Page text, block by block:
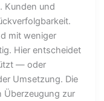
Kunden und
mit weniger
Hier entscheidet
— oder
Umsetzung. Die
Überzeugung zur